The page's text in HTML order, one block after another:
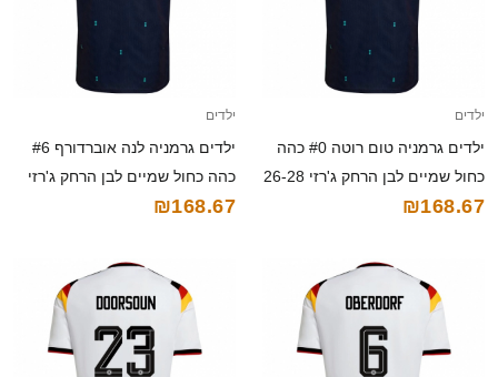
ילדים
ילדים גרמניה טום רוטה #0 כהה
כחול שמיים לבן הרחק ג'רזי 26-28
חולצה קצרה
₪168.67
ילדים
ילדים גרמניה לנה אוברדורף #6
כהה כחול שמיים לבן הרחק ג'רזי
26-28 חולצה קצרה
₪168.67